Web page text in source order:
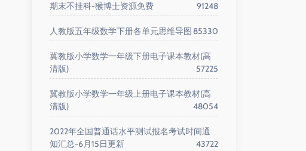
期末不挂科-猴博士资源免费 91248
人教版五年级数学下册各单元思维导图 85330
冀教版小学数学一年级下册电子课本教材(高
清版)
57225
冀教版小学数学一年级上册电子课本教材(高
清版)
48054
2022年全国普通话水平测试报名考试时间通
知汇总-6月15日更新
43722